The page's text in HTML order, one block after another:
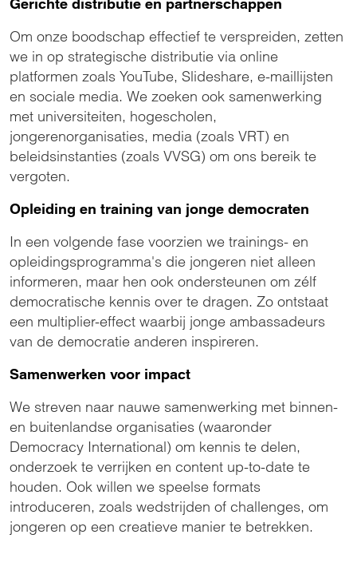
Gerichte distributie en partnerschappen
Om onze boodschap effectief te verspreiden, zetten
we in op strategische distributie via online
platformen zoals YouTube, Slideshare, e-maillijsten
en sociale media. We zoeken ook samenwerking
met universiteiten, hogescholen,
jongerenorganisaties, media (zoals VRT) en
beleidsinstanties (zoals VVSG) om ons bereik te
vergoten.
Opleiding en training van jonge democraten
In een volgende fase voorzien we trainings- en
opleidingsprogramma's die jongeren niet alleen
informeren, maar hen ook ondersteunen om zélf
democratische kennis over te dragen. Zo ontstaat
een multiplier-effect waarbij jonge ambassadeurs
van de democratie anderen inspireren.
Samenwerken voor impact
We streven naar nauwe samenwerking met binnen-
en buitenlandse organisaties (waaronder
Democracy International) om kennis te delen,
onderzoek te verrijken en content up-to-date te
houden. Ook willen we speelse formats
introduceren, zoals wedstrijden of challenges, om
jongeren op een creatieve manier te betrekken.